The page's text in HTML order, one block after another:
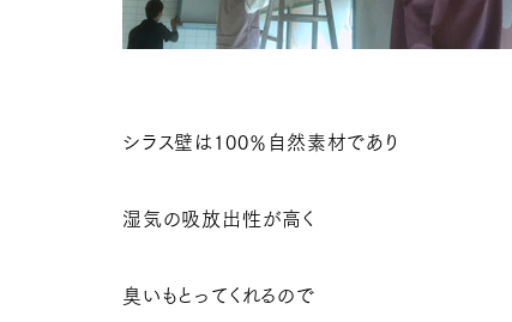
シラス壁は100％自然素材であり
湿気の吸放出性が高く
臭いもとってくれるので